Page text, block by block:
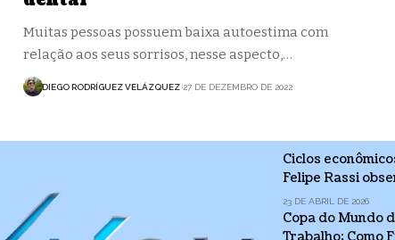
Muitas pessoas possuem baixa autoestima com
relação aos seus sorrisos, nesse aspecto,…
DIEGO RODRÍGUEZ VELÁZQUEZ 27 DE DEZEMBRO DE 2022
Ciclos
Felipe Rassi
23 DE ABRIL DE 2026
Copa do Mundo